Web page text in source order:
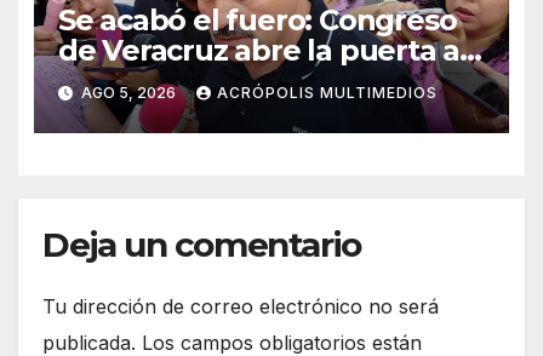
Se acabó el fuero: Congreso
de Veracruz abre la puerta a
proceso penal contra alcalde
de Úrsulo Galván
AGO 5, 2026 ACRÓPOLIS MULTIMEDIOS
Deja un comentario
Tu dirección de correo electrónico no será
publicada. Los campos obligatorios están